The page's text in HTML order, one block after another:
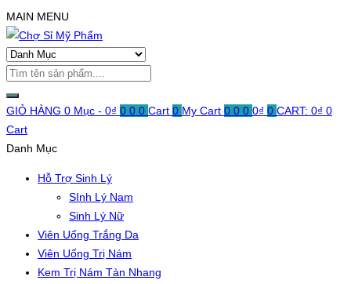
MAIN MENU
GIỎ HÀNG 0 Mục - 0₫ 0 0 0 Cart 0 My Cart 0 0 0 0₫ 0 CART: 0₫ 0
Cart
Danh Mục
Hỗ Trợ Sinh Lý
SInh Lý Nam
Sinh Lý Nữ
Viên Uống Trắng Da
Viên Uống Trị Nám
Kem Trị Nám Tàn Nhang